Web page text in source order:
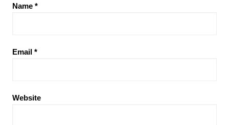
Name *
Email *
Website